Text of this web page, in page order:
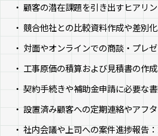
顧客の潜在課題を引き出すヒアリ
競合他社との比較資料作成や差別
対面やオンラインでの商談・プレ
工事原価の積算および見積書の作
契約手続きや補助金申請に必要な
設置済み顧客への定期連絡やアフ
社内会議や上司への案件進捗報告